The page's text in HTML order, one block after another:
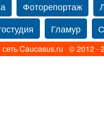
Фоторепортаж
Гламур
Свадьба фото
сеть Caucasus.ru © 2012 -